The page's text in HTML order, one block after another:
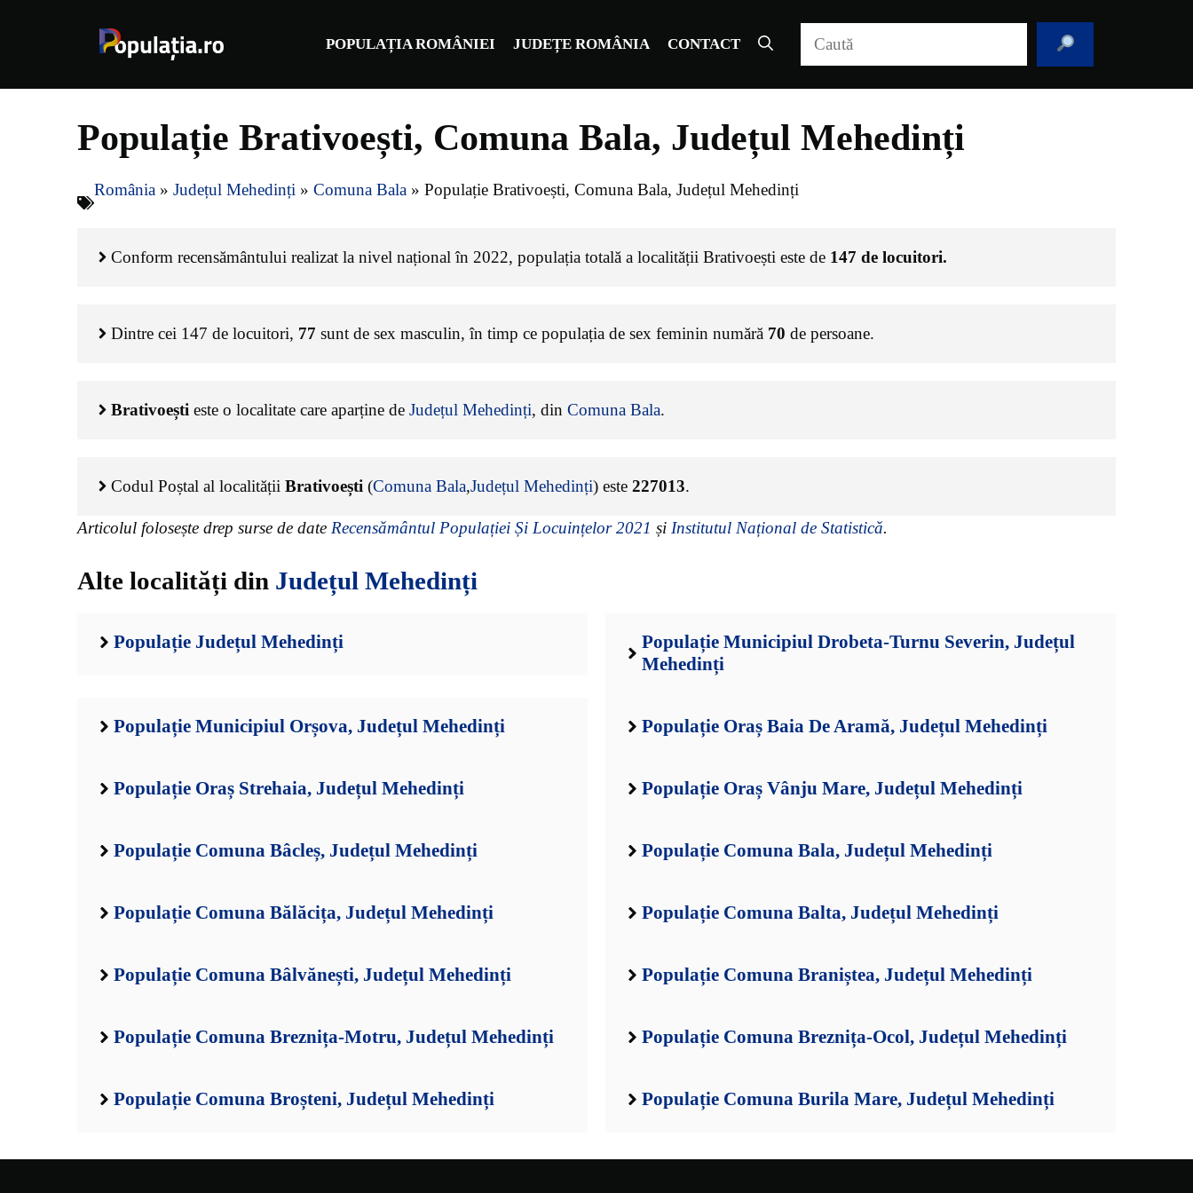
POPULAȚIA ROMÂNIEI JUDEȚE ROMÂNIA CONTACT
Populație Brativoești, Comuna Bala, Județul Mehedinți
România » Județul Mehedinți » Comuna Bala » Populație Brativoești, Comuna Bala, Județul Mehedinți
Conform recensământului realizat la nivel național în 2022, populația totală a localității Brativoești este de 147 de locuitori.
Dintre cei 147 de locuitori, 77 sunt de sex masculin, în timp ce populația de sex feminin numără 70 de persoane.
Brativoești este o localitate care aparține de Județul Mehedinți, din Comuna Bala.
Codul Poștal al localității Brativoești (Comuna Bala,Județul Mehedinți) este 227013.
Articolul folosește drep surse de date Recensământul Populației Și Locuințelor 2021 și Institutul Național de Statistică.
Alte localități din Județul Mehedinți
Populație Județul Mehedinți
Populație Municipiul Drobeta-Turnu Severin, Județul
Mehedinți
Populație Municipiul Orșova, Județul Mehedinți Populație Oraș Baia De Aramă, Județul Mehedinți
Populație Oraș Strehaia, Județul Mehedinți Populație Oraș Vânju Mare, Județul Mehedinți
Populație Comuna Bâcleș, Județul Mehedinți Populație Comuna Bala, Județul Mehedinți
Populație Comuna Bălăcița, Județul Mehedinți Populație Comuna Balta, Județul Mehedinți
Populație Comuna Bâlvănești, Județul Mehedinți Populație Comuna Braniștea, Județul Mehedinți
Populație Comuna Breznița-Motru, Județul Mehedinți Populație Comuna Breznița-Ocol, Județul Mehedinți
Populație Comuna Broșteni, Județul Mehedinți Populație Comuna Burila Mare, Județul Mehedinți